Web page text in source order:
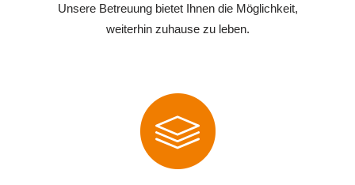
Unsere Betreuung bietet Ihnen die Möglichkeit,
weiterhin zuhause zu leben.